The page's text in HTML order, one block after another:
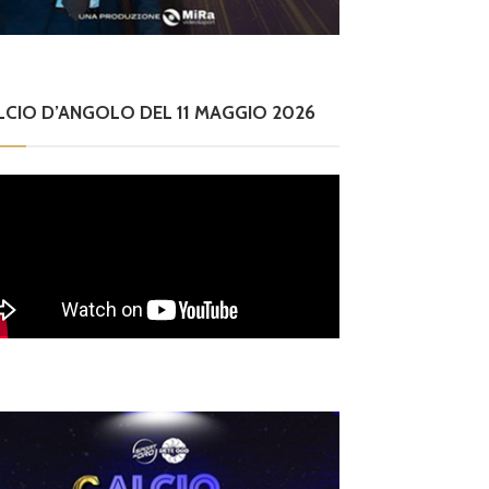
16.00
D’ANGOLO DEL 11 MAGGIO 2026